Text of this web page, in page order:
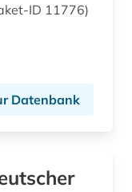
ID 11776)
Datenbank